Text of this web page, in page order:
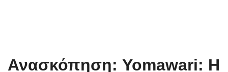
Ανασκόπηση: Yomawari: Η